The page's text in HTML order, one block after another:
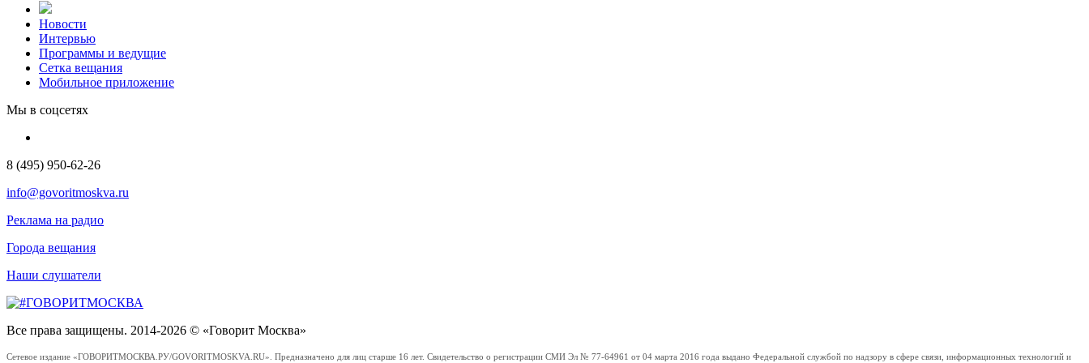
Новости
Интервью
Программы и ведущие
Сетка вещания
Мобильное приложение
Мы в соцсетях
8 (495) 950-62-26
info@govoritmoskva.ru
Реклама на радио
Города вещания
Наши слушатели
Все права защищены. 2014-2026 © «Говорит Москва»
Сетевое издание «ГОВОРИТМОСКВА.РУ/GOVORITMOSKVA.RU». Предназначено для лиц старше 16 лет. Свидетельство о регистрации СМИ Эл № 77-64961 от 04 марта 2016 года выдано Федеральной службой по надзору в сфере связи, информационных технологий и